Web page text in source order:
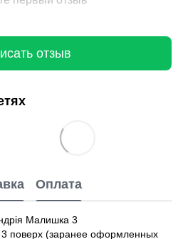
отзыв
Оплата
Малишка 3
3 поверх (заранее оформленных